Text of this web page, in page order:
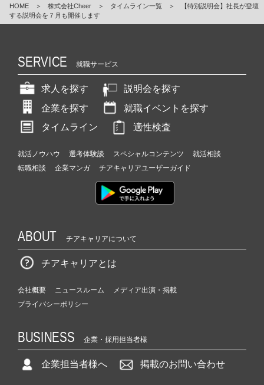
HOME ＞ 株式会社Cheer ＞ タイムライン一覧 ＞
【特別説明会】社長が登壇
する説明会を７月も開催します
SERVICE 就職サービス
求人を探す
説明会を探す
企業を探す
就職イベントを探す
タイムライン
適性検査
就活ノウハウ 選考体験談 スペシャルコンテンツ
就活相談
転職相談
企業マンガ チアキャリアユーザーガイド
ABOUT チアキャリアについて
チアキャリアとは
会社概要 ニュースルーム
メディア出演・掲載
プライバシーポリシー
BUSINESS 企業・採用担当者様
企業担当者様へ 掲載のお問い合わせ